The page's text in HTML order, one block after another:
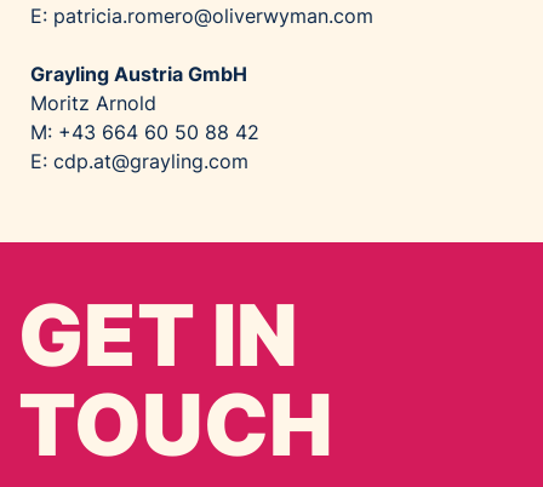
E: patricia.romero@oliverwyman.com
Grayling Austria GmbH
Moritz Arnold
M: +43 664 60 50 88 42
E: cdp.at@grayling.com
GET IN
TOUCH